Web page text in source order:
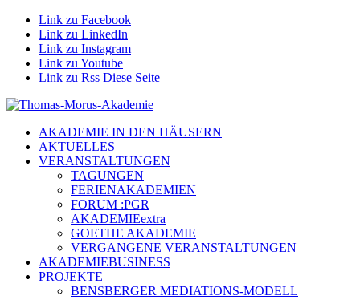
Link zu Facebook
Link zu LinkedIn
Link zu Instagram
Link zu Youtube
Link zu Rss Diese Seite
AKADEMIE IN DEN HÄUSERN
AKTUELLES
VERANSTALTUNGEN
TAGUNGEN
FERIENAKADEMIEN
FORUM :PGR
AKADEMIEextra
GOETHE AKADEMIE
VERGANGENE VERANSTALTUNGEN
AKADEMIEBUSINESS
PROJEKTE
BENSBERGER MEDIATIONS-MODELL